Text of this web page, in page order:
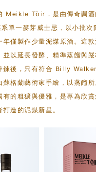
Meikle Tòir，是由傳奇調
單一麥芽威士忌，以小批次
年僅製作少量泥煤原酒。這款
並以延長發酵、精準蒸餾與
鍊後，只有符合 Billy
蘇格蘭藝術家手繪，以蒸餾
有的粗獷與優雅，是專為欣
造的泥煤新星。